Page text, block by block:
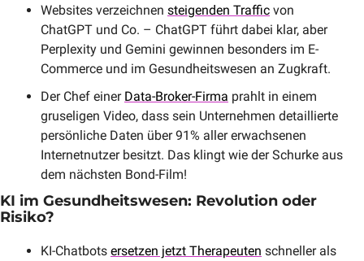
Websites verzeichnen steigenden Traffic von
ChatGPT und Co. – ChatGPT führt dabei klar, aber
Perplexity und Gemini gewinnen besonders im E-
Commerce und im Gesundheitswesen an Zugkraft.
Der Chef einer Data-Broker-Firma prahlt in einem
gruseligen Video, dass sein Unternehmen detaillierte
persönliche Daten über 91% aller erwachsenen
Internetnutzer besitzt. Das klingt wie der Schurke aus
dem nächsten Bond-Film!
KI im Gesundheitswesen: Revolution oder
Risiko?
KI-Chatbots ersetzen jetzt Therapeuten schneller als